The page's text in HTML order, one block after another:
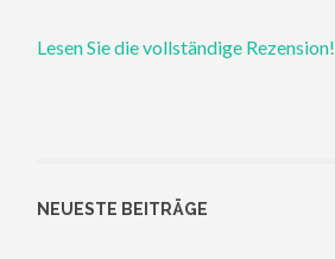
Lesen Sie die vollständige Rezension!
NEUESTE BEITRÄGE